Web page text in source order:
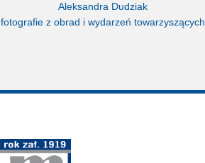
Aleksandra Dudziak
fotografie z obrad i wydarzeń towarzyszących